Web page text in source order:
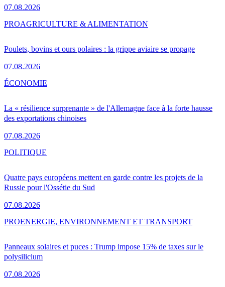
07.08.2026
Poulets, bovins et ours polaires : la grippe aviaire se propage
07.08.2026
PROAGRICULTURE & ALIMENTATION
La « résilience surprenante » de l'Allemagne face à la forte hausse
des exportations chinoises
07.08.2026
ÉCONOMIE
Quatre pays européens mettent en garde contre les projets de la
Russie pour l'Ossétie du Sud
07.08.2026
POLITIQUE
Panneaux solaires et puces : Trump impose 15% de taxes sur le
polysilicium
07.08.2026
PROENERGIE, ENVIRONNEMENT ET TRANSPORT